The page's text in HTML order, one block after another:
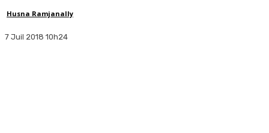
Husna Ramjanally
7 Juil 2018 10h24